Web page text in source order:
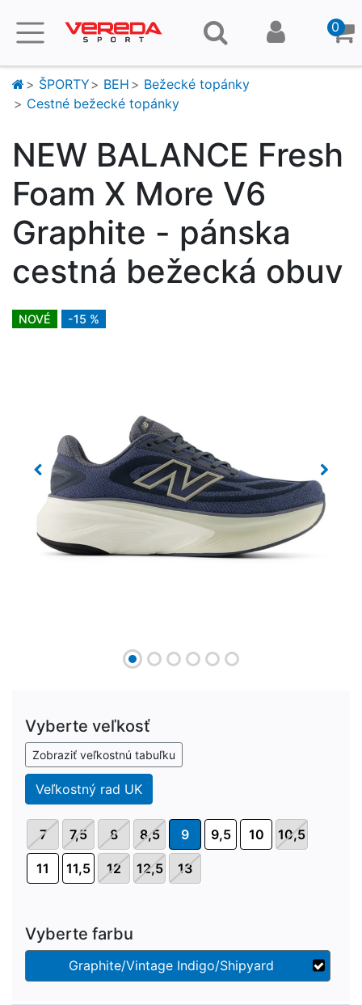
0
ŠPORTY BEH
Bežecké topánky
Cestné bežecké topánky
NEW BALANCE Fresh
Foam X More V6
Graphite - pánska
cestná bežecká obuv
NOVÉ -15 %
Previous Next
Vyberte veľkosť
Zobraziť veľkostnú tabuľku
Veľkostný rad UK
7 7,5 8 8,5 9 9,5 10 10,5
11 11,5 12 12,5 13
Vyberte farbu
Graphite/Vintage Indigo/Shipyard